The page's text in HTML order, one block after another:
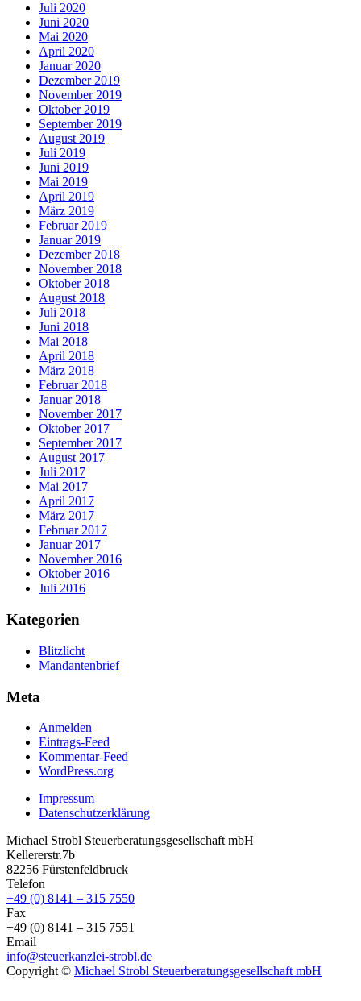
Juli 2020
Juni 2020
Mai 2020
April 2020
Januar 2020
Dezember 2019
November 2019
Oktober 2019
September 2019
August 2019
Juli 2019
Juni 2019
Mai 2019
April 2019
März 2019
Februar 2019
Januar 2019
Dezember 2018
November 2018
Oktober 2018
August 2018
Juli 2018
Juni 2018
Mai 2018
April 2018
März 2018
Februar 2018
Januar 2018
November 2017
Oktober 2017
September 2017
August 2017
Juli 2017
Mai 2017
April 2017
März 2017
Februar 2017
Januar 2017
November 2016
Oktober 2016
Juli 2016
Kategorien
Blitzlicht
Mandantenbrief
Meta
Anmelden
Eintrags-Feed
Kommentar-Feed
WordPress.org
Impressum
Datenschutzerklärung
Michael Strobl Steuerberatungsgesellschaft mbH
Kellererstr.7b
82256 Fürstenfeldbruck
Telefon
+49 (0) 8141 – 315 7550
Fax
+49 (0) 8141 – 315 7551
Email
info@steuerkanzlei-strobl.de
Copyright © Michael Strobl Steuerberatungsgesellschaft mbH